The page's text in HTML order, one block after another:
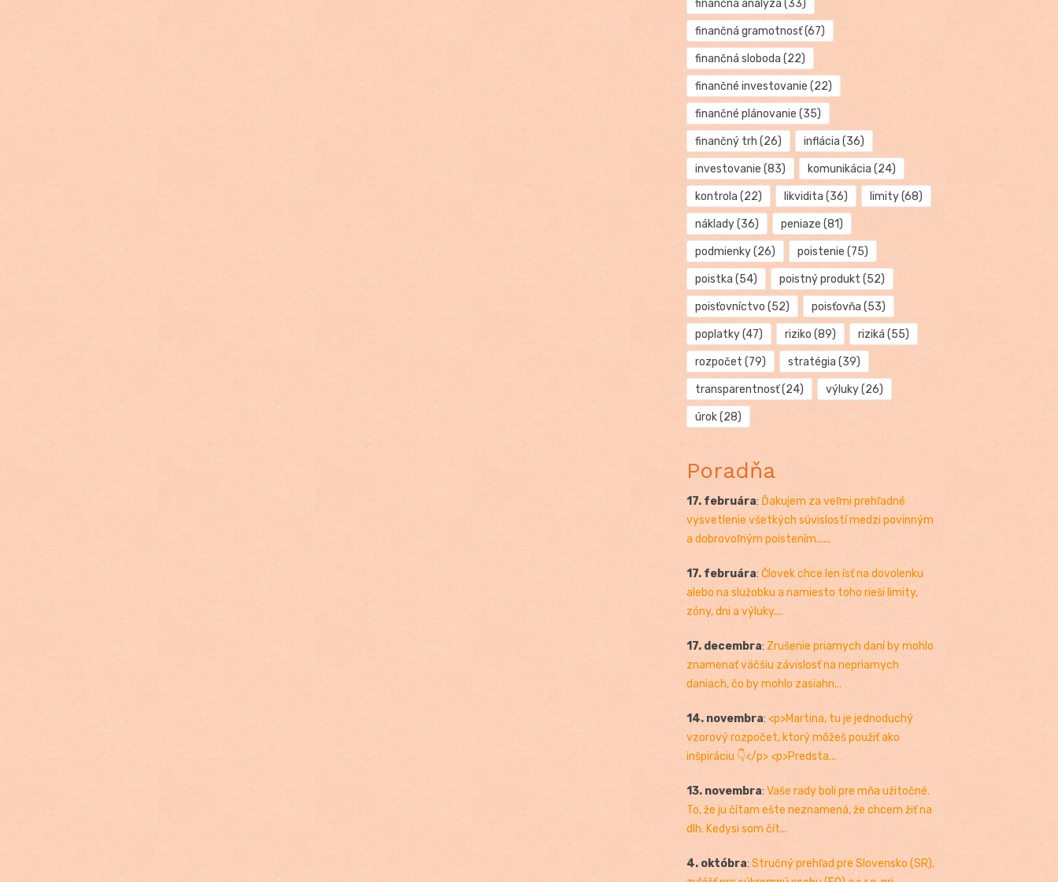
finančná analýza (33)
finančná gramotnosť(67)
finančná sloboda (22)
finančné investovanie (22)
finančné plánovanie (35)
finančný trh (26) inflácia (36)
investovanie (83) komunikácia (24)
kontrola (22) likvidita (36) limity(68)
náklady(36) peniaze (81)
podmienky(26) poistenie (75)
poistka (54) poistný produkt (52)
poisťovníctvo (52) poisťovňa (53)
poplatky(47) riziko (89) riziká (55)
rozpočet (79) stratégia (39)
transparentnosť(24) výluky(26)
úrok(28)
Poradňa
17. februára: Ďakujem za veľmi prehľadné
vysvetlenie všetkých súvislostí medzi povinným
a dobrovoľným poistením......
17. februára: Človek chce len ísť na dovolenku
alebo na služobku a namiesto toho rieši limity,
zóny, dni a výluky....
17. decembra: Zrušenie priamych daní by mohlo
znamenať väčšiu závislosť na nepriamych
daniach, čo by mohlo zasiahn...
14. novembra: <p>Martina, tu je jednoduchý
vzorový rozpočet, ktorý môžeš použiť ako
inšpiráciu 👇</p> <p>Predsta...
13. novembra: Vaše rady boli pre mňa užitočné.
To, že ju čítam ešte neznamená, že chcem žiť na
dlh. Kedysi som čít...
4. októbra: Stručný prehľad pre Slovensko (SR),